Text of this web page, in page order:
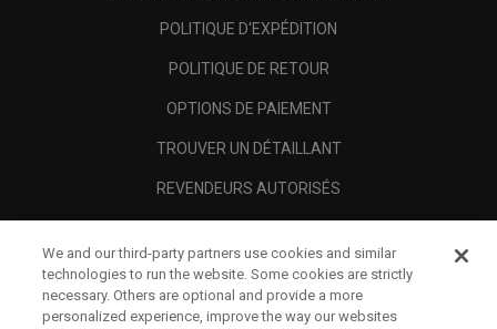
POLITIQUE D'EXPÉDITION
POLITIQUE DE RETOUR
OPTIONS DE PAIEMENT
TROUVER UN DÉTAILLANT
REVENDEURS AUTORISÉS
A PROPOS
MENTIONS LÉGALES
We and our third-party partners use cookies and similar
technologies to run the website. Some cookies are strictly
necessary. Others are optional and provide a more
personalized experience, improve the way our websites